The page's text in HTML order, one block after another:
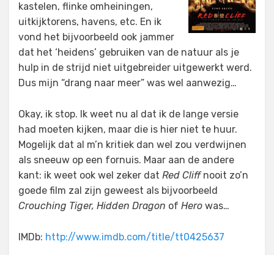
kastelen, flinke omheiningen,
uitkijktorens, havens, etc. En ik
vond het bijvoorbeeld ook jammer
dat het ‘heidens’ gebruiken van de natuur als je
hulp in de strijd niet uitgebreider uitgewerkt werd.
Dus mijn “drang naar meer” was wel aanwezig…
Okay, ik stop. Ik weet nu al dat ik de lange versie
had moeten kijken, maar die is hier niet te huur.
Mogelijk dat al m’n kritiek dan wel zou verdwijnen
als sneeuw op een fornuis. Maar aan de andere
kant: ik weet ook wel zeker dat Red Cliffnooit zo’n
goede film zal zijn geweest als bijvoorbeeld
Crouching Tiger, Hidden Dragon of Hero was…
IMDb: http://www.imdb.com/title/tt0425637